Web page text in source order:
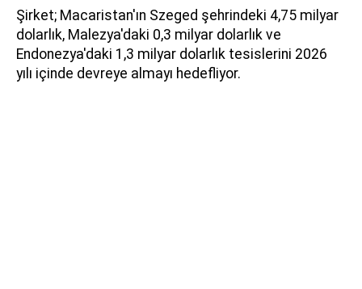
Şirket; Macaristan'ın Szeged şehrindeki 4,75 milyar
dolarlık, Malezya'daki 0,3 milyar dolarlık ve
Endonezya'daki 1,3 milyar dolarlık tesislerini 2026
yılı içinde devreye almayı hedefliyor.